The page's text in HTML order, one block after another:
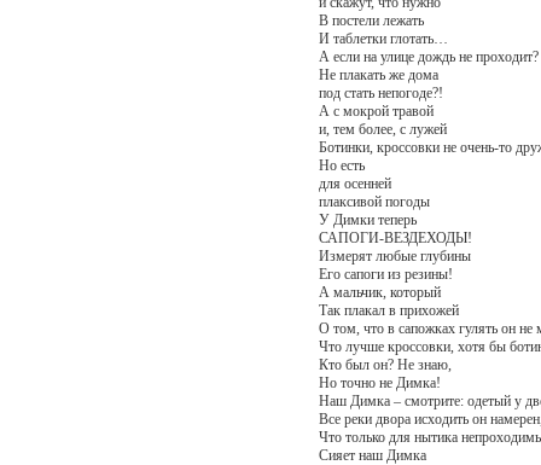
В постели лежать
И таблетки глотать…
А если на улице дождь не проходит?
Не плакать же дома
под стать непогоде?!
А с мокрой травой
и, тем более, с лужей
Ботинки, кроссовки не очень-то
Но есть
для осенней
плаксивой погоды
У Димки теперь
САПОГИ-ВЕЗДЕХОДЫ!
Измерят любые глубины
Его сапоги из резины!
А мальчик, который
Так плакал в прихожей
О том, что в сапожках гулять он не
Что лучше кроссовки, хотя бы
Кто был он? Не знаю,
Но точно не Димка!
Наш Димка – смотрите: одетый у
Все реки двора исходить он
Что только для нытика
Сияет наш Димка